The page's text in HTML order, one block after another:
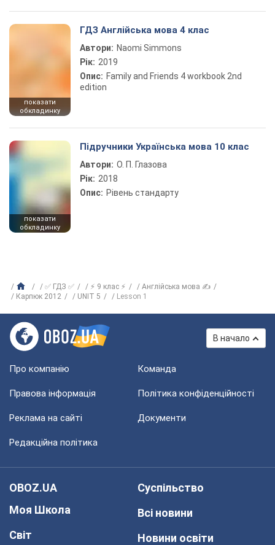
показати
обкладинку
ГДЗ Англійська мова 4 клас
Автори: Naomi Simmons
Рік: 2019
Опис: Family and Friends 4 workbook 2nd
edition
показати
обкладинку
Підручники Українська мова 10 клас
Автори: О. П. Глазова
Рік: 2018
Опис: Рівень стандарту
✅ ГДЗ ✅ ⚡ 9 клас ⚡
Англійська мова ✍
Карпюк 2012
UNIT 5 Lesson 1
В начало
Про компанію Команда
Правова інформація Політика конфіденційності
Реклама на сайті Документи
Редакційна політика
OBOZ.UA
Моя Школа
Світ
Суспільство
Всі новини
Новини освіти